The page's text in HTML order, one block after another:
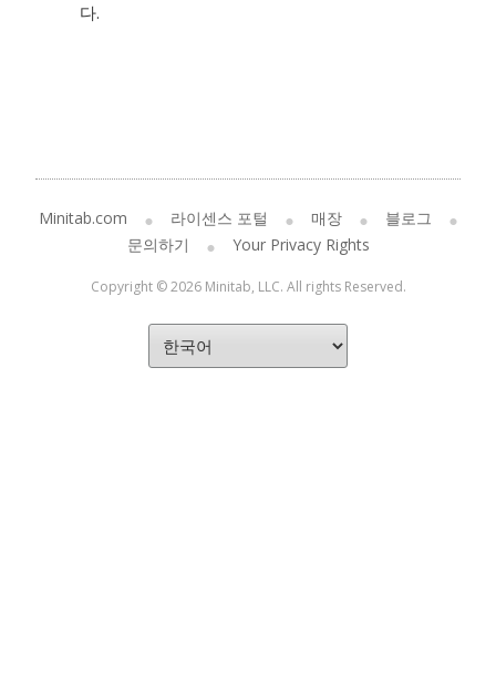
다.
Minitab.com 라이센스 포털 매장
블로그
문의하기
Your Privacy Rights
Copyright © 2026 Minitab, LLC. All rights Reserved.